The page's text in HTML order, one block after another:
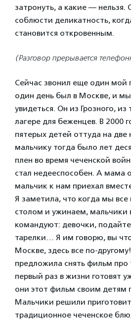
затронуть, а какие — нельзя.
соблюсти деликатность,
становится откровенным.
(Разговор прерывается
Сейчас звонил еще один
один день был в Москве, и мы
увидеться. Он из Грозного, из
лагере для беженцев. В 2000
пятерых детей оттуда на две
мальчику тогда было лет
плен во время чеченской
стал недееспособен. А мама
мальчик к нам приехал
Я заметила, что когда мы
столом и ужинаем, мальчики
командуют: девочки,
тарелки… Я им говорю, вы
Москве, здесь все по-
предложила снять фильм про
первый раз в жизни готовят
они этот фильм своим детям
Мальчики решили
традиционное чеченское